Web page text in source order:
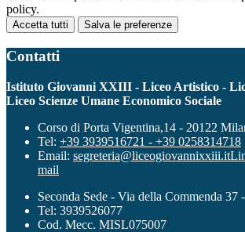
policy.
Accetta tutti Salva le preferenze
Contatti
Istituto Giovanni XXIII - Liceo Artistico -
Liceo Scienze Umane Economico Sociale
Corso di Porta Vigentina,14 - 20122
Tel: +39 3939516721 - +39 0258314718
Email: segreteria@liceogiovannixxiii.it
mail
Seconda Sede - Via della Commenda 37
Tel: 3939526077
Cod. Mecc. MISL075007